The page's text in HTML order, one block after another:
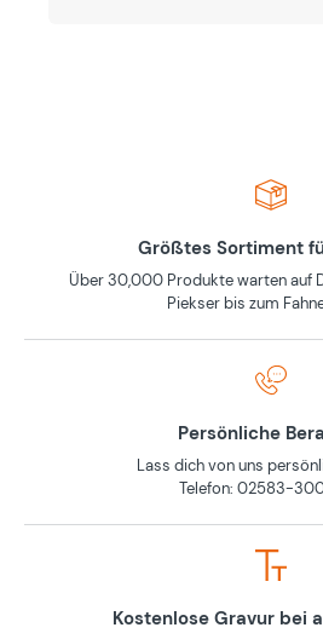
Größtes Sortiment
Über 30,000 Produkte warten auf
Piekser bis zum
Persönliche
Lass dich von uns
Telefon: 02583-
Kostenlose Gravur bei